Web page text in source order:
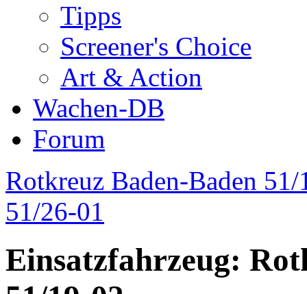
Tipps
Screener's Choice
Art & Action
Wachen-DB
Forum
Rotkreuz Baden-Baden 51/
51/26-01
Einsatzfahrzeug: